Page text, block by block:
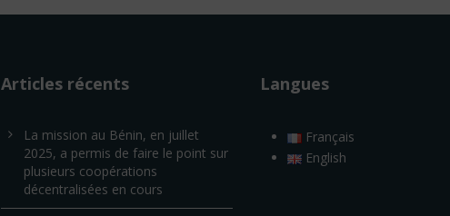
Articles récents
La mission au Bénin, en juillet
2025, a permis de faire le point sur
plusieurs coopérations
décentralisées en cours
Langues
Français
English